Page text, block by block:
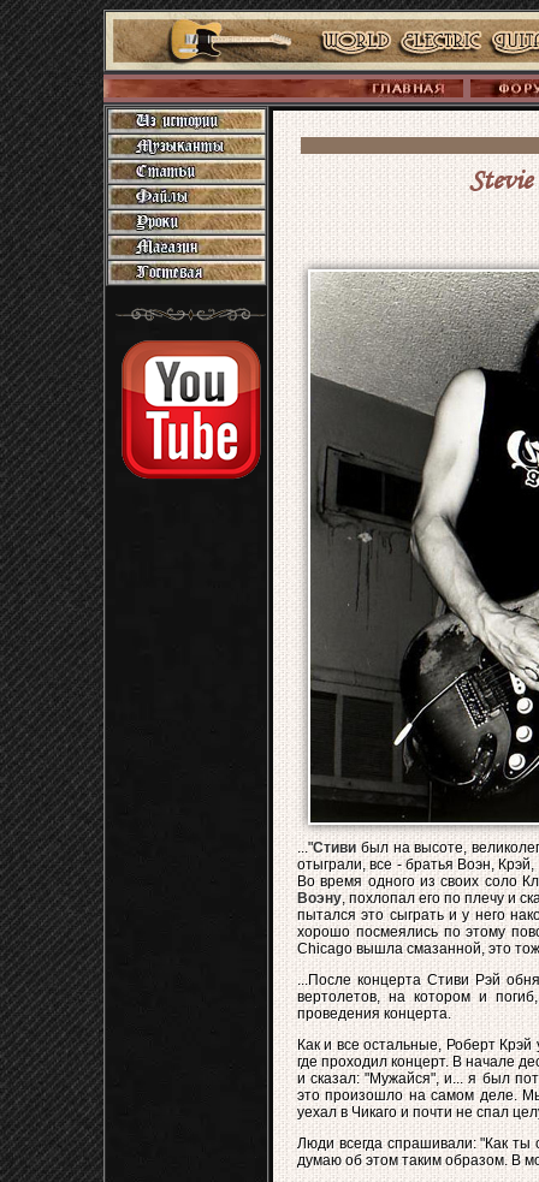
..."Стиви был на высоте,
отыграли, все - братья Воэн, Крэй,
Во время одного из своих соло
Воэну, похлопал его по плечу и
пытался это сыграть и у него
хорошо посмеялись по этому
Chicago вышла смазанной, это
...После концерта Стиви Рэй
вертолетов, на котором и
проведения концерта.
Как и все остальные, Роберт
где проходил концерт. В начале
и сказал: "Мужайся", и... я был
это произошло на самом деле.
уехал в Чикаго и почти не спал
Люди всегда спрашивали: "Как ты
думаю об этом таким образом. В